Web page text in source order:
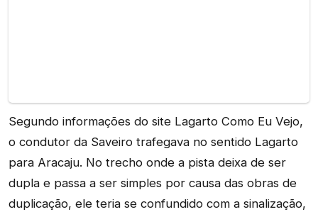
Segundo informações do site Lagarto Como Eu Vejo,
o condutor da Saveiro trafegava no sentido Lagarto
para Aracaju. No trecho onde a pista deixa de ser
dupla e passa a ser simples por causa das obras de
duplicação, ele teria se confundido com a sinalização,